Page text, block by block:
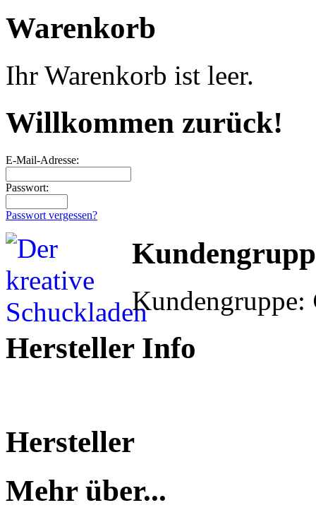
Warenkorb
Ihr Warenkorb ist leer.
Willkommen zurück!
E-Mail-Adresse:
Passwort:
Passwort vergessen?
Kundengruppe:
Hersteller Info
Hersteller
Mehr über...